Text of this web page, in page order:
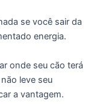
se você sair da
energia.
onde seu cão terá
leve seu
a vantagem.